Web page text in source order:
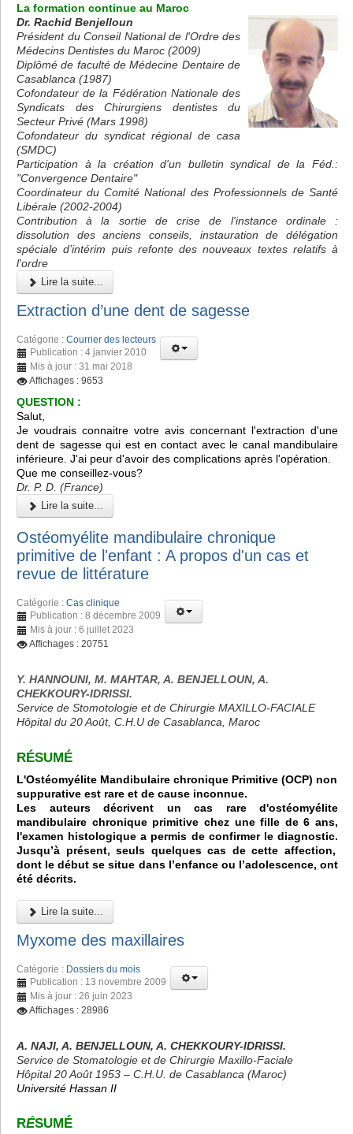
La formation continue au Maroc
Dr. Rachid Benjelloun
Président du Conseil National de l'Ordre des
Médecins Dentistes du Maroc (2009)
Diplômé de faculté de Médecine Dentaire de
Casablanca (1987)
Cofondateur de la Fédération Nationale des
Syndicats des Chirurgiens dentistes du
Secteur Privé (Mars 1998)
Cofondateur du syndicat régional de casa
(SMDC)
Participation à la création d'un bulletin syndical de la Féd.:
"Convergence Dentaire"
Coordinateur du Comité National des Professionnels de Santé
Libérale (2002-2004)
Contribution à la sortie de crise de l'instance ordinale :
dissolution des anciens conseils, instauration de délégation
spéciale d’intérim puis refonte des nouveaux textes relatifs à
l'ordre
Lire la suite...
Extraction d’une dent de sagesse
Catégorie : Courrier des lecteurs
Publication : 4 janvier 2010
Mis à jour : 31 mai 2018
Affichages : 9653
QUESTION :
Salut,
Je voudrais connaitre votre avis concernant l'extraction d'une
dent de sagesse qui est en contact avec le canal mandibulaire
inférieure. J'ai peur d'avoir des complications après l'opération.
Que me conseillez-vous?
Dr. P. D. (France)
Lire la suite...
Ostéomyélite mandibulaire chronique
primitive de l'enfant : A propos d'un cas et
revue de littérature
Catégorie : Cas clinique
Publication : 8 décembre 2009
Mis à jour : 6 juillet 2023
Affichages : 20751
Y. HANNOUNI, M. MAHTAR, A. BENJELLOUN, A.
CHEKKOURY-IDRISSI.
Service de Stomotologie et de Chirurgie MAXILLO-FACIALE
Hôpital du 20 Août, C.H.U de Casablanca, Maroc
RÉSUMÉ
L'Ostéomyélite Mandibulaire chronique Primitive (OCP) non
suppurative est rare et de cause inconnue.
Les auteurs décrivent un cas rare d'ostéomyélite
mandibulaire chronique primitive chez une fille de 6 ans,
l'examen histologique a permis de confirmer le diagnostic.
Jusqu’à présent, seuls quelques cas de cette affection,
dont le début se situe dans l’enfance ou l’adolescence, ont
été décrits.
Lire la suite...
Myxome des maxillaires
Catégorie : Dossiers du mois
Publication : 13 novembre 2009
Mis à jour : 26 juin 2023
Affichages : 28986
A. NAJI, A. BENJELLOUN, A. CHEKKOURY-IDRISSI.
Service de Stomatologie et de Chirurgie Maxillo-Faciale
Hôpital 20 Août 1953 – C.H.U. de Casablanca (Maroc)
Université Hassan II
RÉSUMÉ